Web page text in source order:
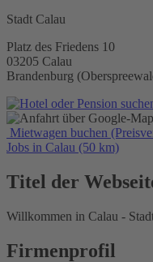
Stadt Calau
Platz des Friedens 10
03205 Calau
Brandenburg
Mietwagen buchen
Jobs in Calau (50 km)
Titel der
Willkommen in Calau -
Firmenprofil